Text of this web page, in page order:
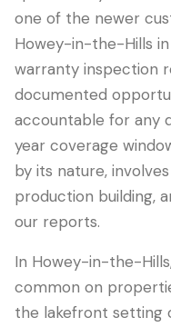
LANGUAGE
English
407-205-7228
one of the newer
Howey-in-the-Hills
warranty inspection
documented
accountable for any
year coverage
by its nature,
production building,
our reports.
In Howey-in-the-
common on
the lakefront setting